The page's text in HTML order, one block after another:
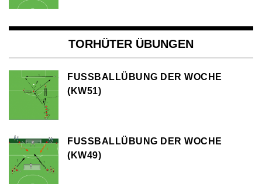
TORHÜTER ÜBUNGEN
FUSSBALLÜBUNG DER WOCHE (
KW51)
FUSSBALLÜBUNG DER WOCHE (
KW49)